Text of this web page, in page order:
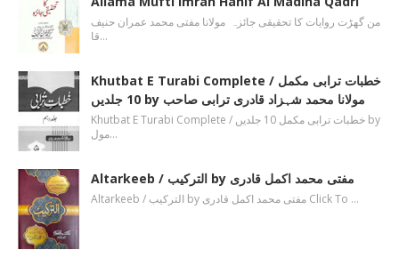
من گھڑت روایات کا تحقیقی جائزہ مولانا مفتی محمد عمران حنیف
قا…
Khutbat E Turabi Complete / خطبات ترابی مکمل
10 جلدیں by مولانا محمد شہزاد قادری ترابی صاحب
Khutbat E Turabi Complete / خطبات ترابی مکمل 10 جلدیں by
مول…
Altarkeeb / الترکیب by مفتی محمد اکمل قادری
Altarkeeb / الترکیب by مفتی محمد اکمل قادری Click To …